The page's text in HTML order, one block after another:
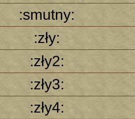
:smutny:
:zły:
:zły2:
:zły3:
:zły4: